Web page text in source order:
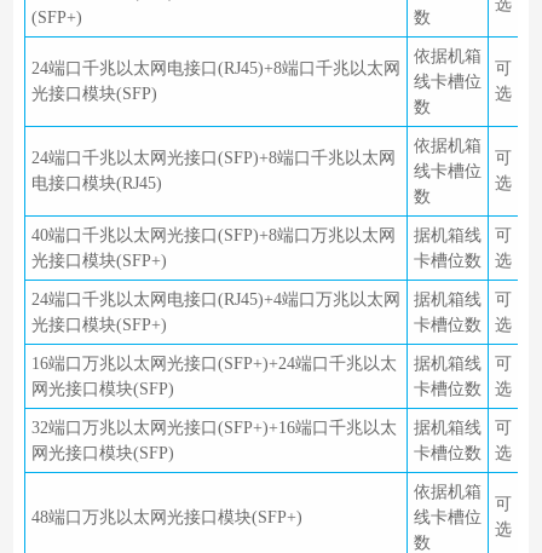
(SFP+)
数
选
24端口千兆以太网电接口(RJ45)+8端口千兆以太网
光接口模块(SFP)
依据机箱
线卡槽位
数
可
选
24端口千兆以太网光接口(SFP)+8端口千兆以太网
电接口模块(RJ45)
依据机箱
线卡槽位
数
可
选
40端口千兆以太网光接口(SFP)+8端口万兆以太网
光接口模块(SFP+)
据机箱线
卡槽位数
可
选
24端口千兆以太网电接口(RJ45)+4端口万兆以太网
光接口模块(SFP+)
据机箱线
卡槽位数
可
选
16端口万兆以太网光接口(SFP+)+24端口千兆以太
网光接口模块(SFP)
据机箱线
卡槽位数
可
选
32端口万兆以太网光接口(SFP+)+16端口千兆以太
网光接口模块(SFP)
据机箱线
卡槽位数
可
选
48端口万兆以太网光接口模块(SFP+)
依据机箱
线卡槽位
数
可
选